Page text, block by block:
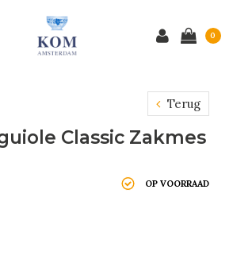
0
Terug
Classic Zakmes
OP VOORRAAD